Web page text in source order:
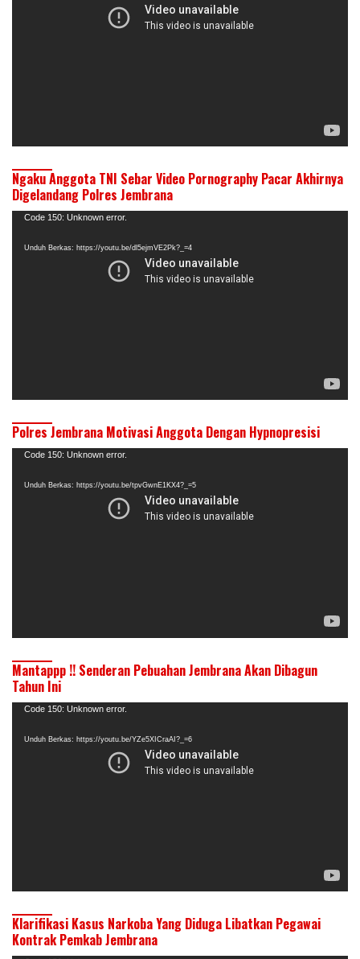
Ngaku Anggota TNI Sebar Video Pornography Pacar Akhirnya
Digelandang Polres Jembrana
Pemutar
Code 150: Unknown error.
Unduh Berkas: https://youtu.be/dl5ejmVE2Pk?_=4
Polres Jembrana Motivasi Anggota Dengan Hypnopresisi
Pemutar
Code 150: Unknown error.
Unduh Berkas: https://youtu.be/tpvGwnE1KX4?_=5
Mantappp !! Senderan Pebuahan Jembrana Akan Dibagun
Tahun Ini
Pemutar
Code 150: Unknown error.
Unduh Berkas: https://youtu.be/YZe5XICraAI?_=6
Klarifikasi Kasus Narkoba Yang Diduga Libatkan Pegawai
Kontrak Pemkab Jembrana